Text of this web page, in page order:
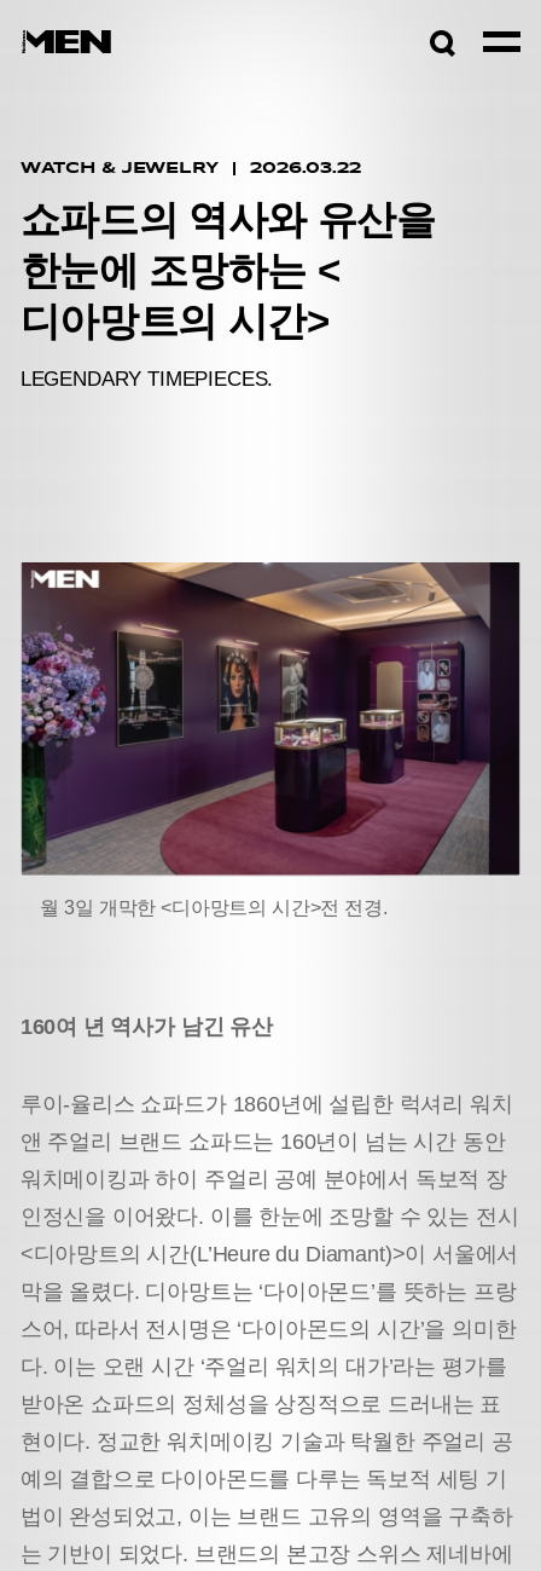
WATCH & JEWELRY 2026.03.22
쇼파드의 역사와 유산을
한눈에 조망하는 <
디아망트의 시간>
LEGENDARY TIMEPIECES.
월 3일 개막한 <디아망트의 시간>전 전경.
160여 년 역사가 남긴 유산
루이-율리스 쇼파드가 1860년에 설립한 럭셔리 워치
앤 주얼리 브랜드 쇼파드는 160년이 넘는 시간 동안
워치메이킹과 하이 주얼리 공예 분야에서 독보적 장
인정신을 이어왔다. 이를 한눈에 조망할 수 있는 전시
<디아망트의 시간(L’Heure du Diamant)>이 서울에서
막을 올렸다. 디아망트는 ‘다이아몬드’를 뜻하는 프랑
스어, 따라서 전시명은 ‘다이아몬드의 시간’을 의미한
다. 이는 오랜 시간 ‘주얼리 워치의 대가’라는 평가를
받아온 쇼파드의 정체성을 상징적으로 드러내는 표
현이다. 정교한 워치메이킹 기술과 탁월한 주얼리 공
예의 결합으로 다이아몬드를 다루는 독보적 세팅 기
법이 완성되었고, 이는 브랜드 고유의 영역을 구축하
는 기반이 되었다. 브랜드의 본고장 스위스 제네바에